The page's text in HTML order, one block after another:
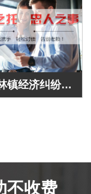
义乌楂林镇经济纠纷处理
不收费